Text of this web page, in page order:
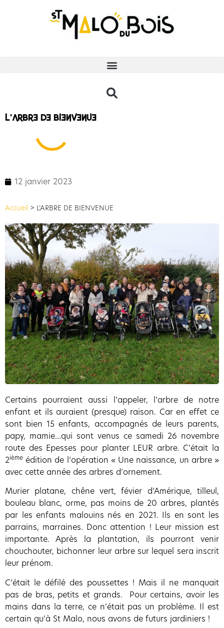
L’ARBRE DE BIENVENUE
12 janvier 2023
Accueil > L’ARBRE DE BIENVENUE
Certains pourraient aussi l’appeler, l’arbre de notre
enfant et ils auraient (presque) raison. Car en effet ce
sont bien 15 enfants, accompagnés de leurs parents,
papy, mamie…qui sont venus ce samedi 26 novembre
route des Epesses pour planter LEUR arbre. C’était la
2ième édition de l’opération « Une naissance, un arbre »
avec cette année des arbres d’ornement.
Murier platane, chêne vert, févier d’Amérique, tilleul,
bouleau blanc, orme, pas moins de 20 arbres, plantés
par les enfants malouins nés en 2021. Ils en sont les
parrains, marraines. Donc attention ! Leur mission est
importante. Après la plantation, ils pourront venir
chouchouter, bichonner leur arbre sur lequel sera inscrit
leur prénom.
C’était le défilé des poussettes ! Mais il ne manquait
pas de bras, petits et grands. Pour certains, avoir les
mains dans la terre, ce n’était pas un problème. Il est
certain qu’à St Malo, nous avons de futurs jardiniers !